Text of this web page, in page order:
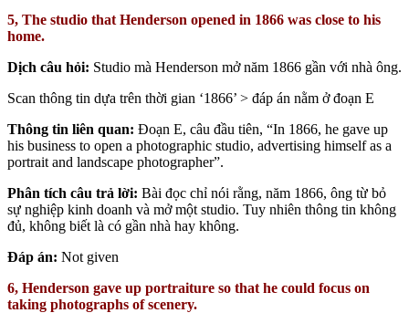
5, The studio that Henderson opened in 1866 was close to his
home.
Dịch câu hỏi: Studio mà Henderson mở năm 1866 gần với nhà ông.
Scan thông tin dựa trên thời gian ‘1866’ > đáp án nằm ở đoạn E
Thông tin liên quan: Đoạn E, câu đầu tiên, “In 1866, he gave up
his business to open a photographic studio, advertising himself as a
portrait and landscape photographer”.
Phân tích câu trả lời: Bài đọc chỉ nói rằng, năm 1866, ông từ bỏ
sự nghiệp kinh doanh và mở một studio. Tuy nhiên thông tin không
đủ, không biết là có gần nhà hay không.
Đáp án: Not given
6, Henderson gave up portraiture so that he could focus on
taking photographs of scenery.